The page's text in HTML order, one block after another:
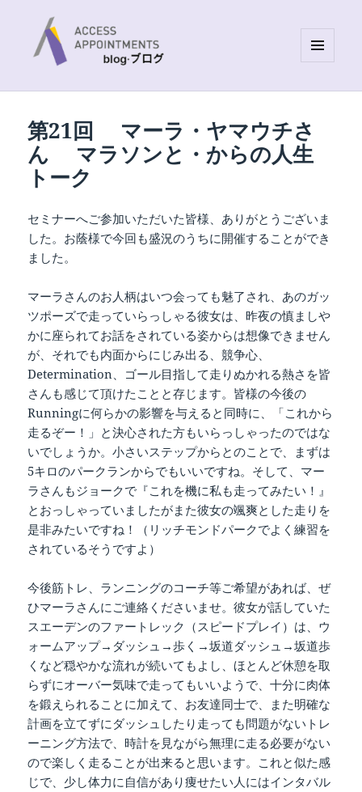
WIDGETS
第21回 マーラ・ヤマウチさ
ん マラソンと・からの人生
トーク
セミナーへご参加いただいた皆様、ありがとうございま
した。お蔭様で今回も盛況のうちに開催することができ
ました。
マーラさんのお人柄はいつ会っても魅了され、あのガッ
ツポーズで走っていらっしゃる彼女は、昨夜の慎ましや
かに座られてお話をされている姿からは想像できません
が、それでも内面からにじみ出る、競争心、
Determination、ゴール目指して走りぬかれる熱さを皆
さんも感じて頂けたことと存じます。皆様の今後の
Runningに何らかの影響を与えると同時に、「これから
走るぞー！」と決心された方もいらっしゃったのではな
いでしょうか。小さいステップからとのことで、まずは
5キロのパークランからでもいいですね。そして、マー
ラさんもジョークで『これを機に私も走ってみたい！』
とおっしゃっていましたがまた彼女の颯爽とした走りを
是非みたいですね！（リッチモンドパークでよく練習を
されているそうですよ）
今後筋トレ、ランニングのコーチ等ご希望があれば、ぜ
ひマーラさんにご連絡くださいませ。彼女が話していた
スエーデンのファートレック（スピードプレイ）は、ウ
ォームアップ→ダッシュ→歩く→坂道ダッシュ→坂道歩
くなど穏やかな流れが続いてもよし、ほとんど休憩を取
らずにオーバー気味で走ってもいいようで、十分に肉体
を鍛えられることに加えて、お友達同士で、また明確な
計画を立てずにダッシュしたり走っても問題がないトレ
ーニング方法で、時計を見ながら無理に走る必要がない
ので楽しく走ることが出来ると思います。これと似た感
じで、少し体力に自信があり痩せたい人にはインタバル